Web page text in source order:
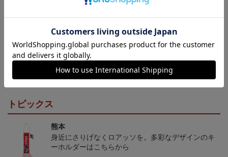
ロアッソ熊本 ギャロッ
プ タオルマフラー
2,500円
ロアッソ熊本 ギャロッ
プ Tシャツ BLACK
4,950円
ウ タオルマフラー
2,500円
トピックス
熊本
身近にさりげなくロアッソを。多彩なデザインのキ
ーホルダーはこちらから